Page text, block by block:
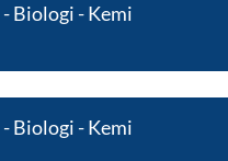
Biologi Kemi
Biologi Kemi